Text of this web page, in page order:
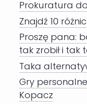
Prokuratura
Znajdź 10 różnic
Proszę pana:
tak zrobił i tak
Taka
Gry
Kopacz